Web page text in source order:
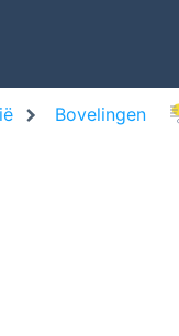
Bovelingen